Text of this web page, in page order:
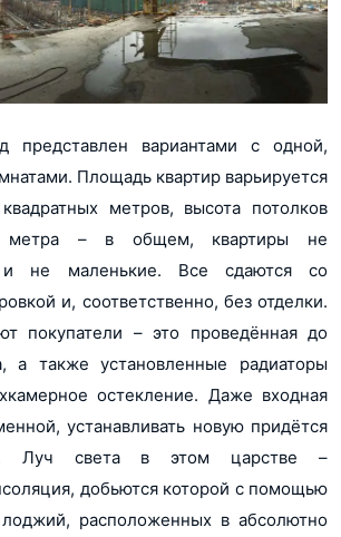
представлен вариантами с одной,
Площадь квартир варьируется
метров, высота потолков
метра – в общем, квартиры не
и не маленькие. Все сдаются со
и, соответственно, без отделки.
покупатели – это проведённая до
а также установленные радиаторы
остекление. Даже входная
устанавливать новую придётся
Луч света в этом царстве –
добьются которой с помощью
расположенных в абсолютно